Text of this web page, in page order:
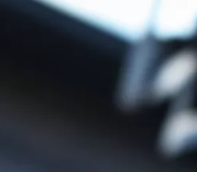
FÓRMULA